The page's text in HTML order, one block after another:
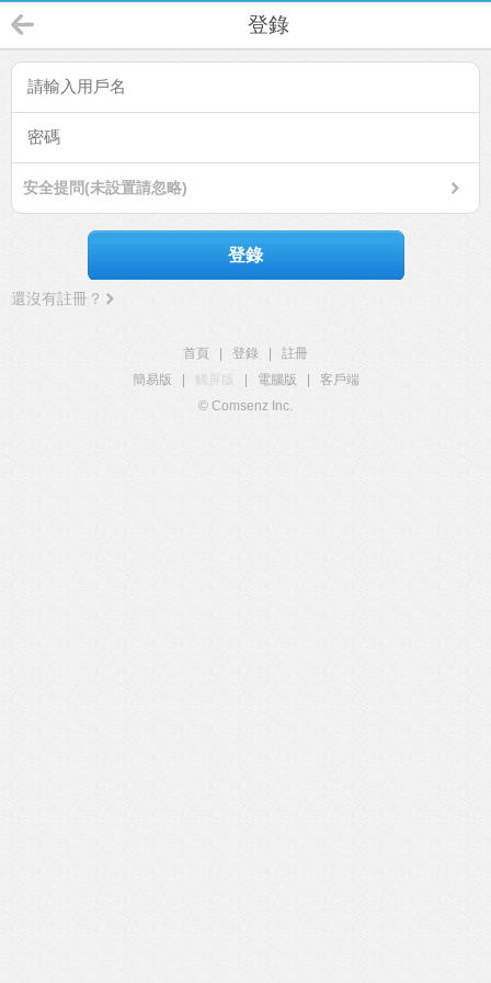
登錄
安全提問(未設置請忽略)
登錄
還沒有註冊？
首頁 登錄
註冊
簡易版
觸屏版 電腦版
客戶端
© Comsenz Inc.